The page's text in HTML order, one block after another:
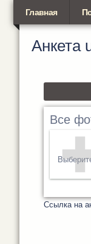
Главная
Анкета
Все
Cсылка на